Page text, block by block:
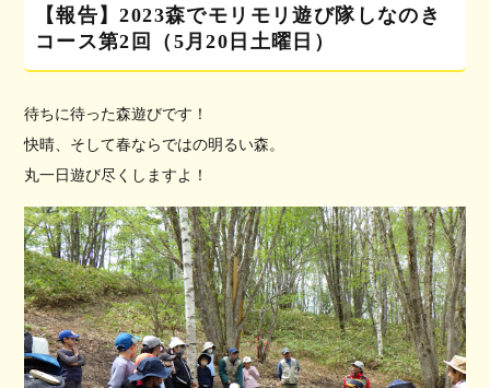
【報告】2023森でモリモリ遊び隊しなのき
コース第2回（5月20日土曜日）
待ちに待った森遊びです！
快晴、そして春ならではの明るい森。
丸一日遊び尽くしますよ！